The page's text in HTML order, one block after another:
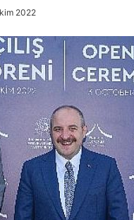
2022